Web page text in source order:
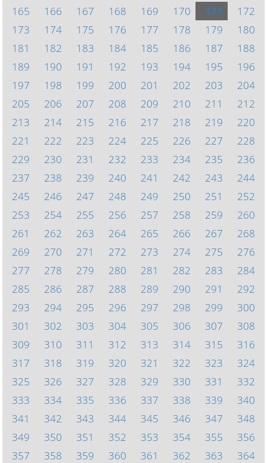
165
166 167 168 169 170 171
172
173
174 175 176 177 178 179
180
181
182 183 184 185 186 187
188
189
190 191 192 193 194 195
196
197
198 199 200 201 202 203
204
205
206 207 208 209 210 211
212
213
214 215 216 217 218 219
220
221
222 223 224 225 226 227
228
229
230 231 232 233 234 235
236
237
238 239 240 241 242 243
244
245
246 247 248 249 250 251
252
253
254 255 256 257 258 259
260
261
262 263 264 265 266 267
268
269
270 271 272 273 274 275
276
277
278 279 280 281 282 283
284
285
286 287 288 289 290 291
292
293
294 295 296 297 298 299
300
301
302 303 304 305 306 307
308
309
310 311 312 313 314 315
316
317
318 319 320 321 322 323
324
325
326 327 328 329 330 331
332
333
334 335 336 337 338 339
340
341
342 343 344 345 346 347
348
349
350 351 352 353 354 355
356
357
358 359 360 361 362 363 364